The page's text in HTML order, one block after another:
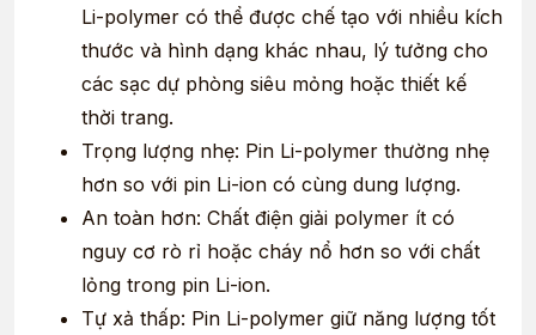
Li-polymer có thể được chế tạo với nhiều kích
thước và hình dạng khác nhau, lý tưởng cho
các sạc dự phòng siêu mỏng hoặc thiết kế
thời trang.
Trọng lượng nhẹ: Pin Li-polymer thường nhẹ
hơn so với pin Li-ion có cùng dung lượng.
An toàn hơn: Chất điện giải polymer ít có
nguy cơ rò rỉ hoặc cháy nổ hơn so với chất
lỏng trong pin Li-ion.
Tự xả thấp: Pin Li-polymer giữ năng lượng tốt